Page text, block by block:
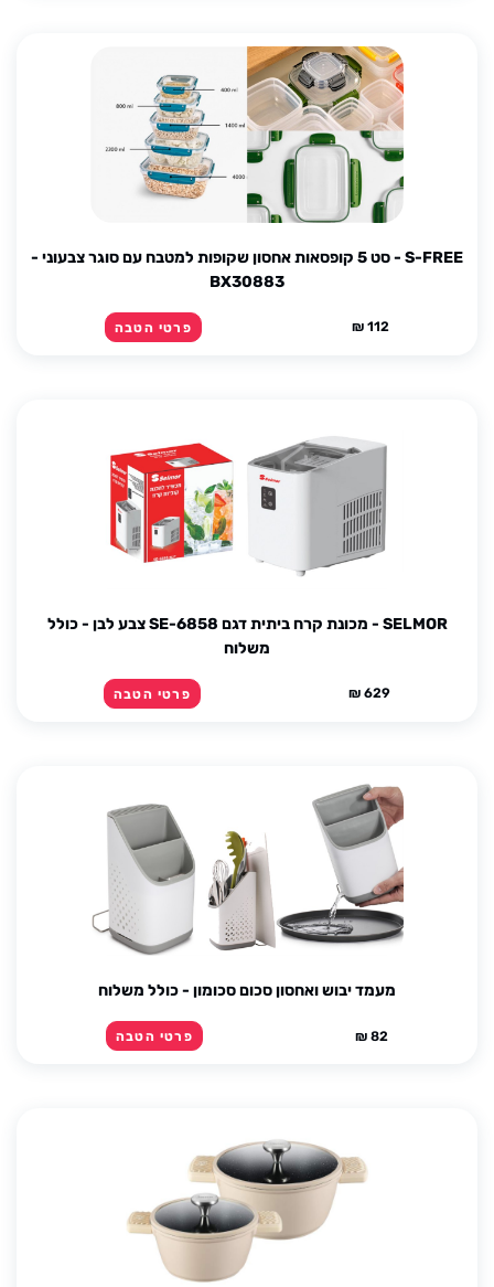
S-FREE - סט 5 קופסאות אחסון שקופות למטבח עם סוגר צבעוני -
BX30883
112 ₪ פרטי הטבה
SELMOR - מכונת קרח ביתית דגם SE-6858 צבע לבן - כולל
משלוח
629 ₪ פרטי הטבה
מעמד יבוש ואחסון סכום סכומון - כולל משלוח
82 ₪ פרטי הטבה